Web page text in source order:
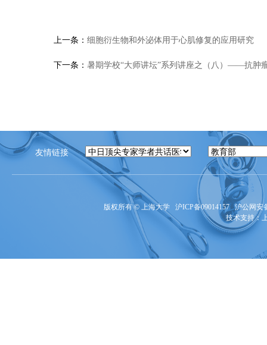
上一条： 细胞衍生物和外泌体用于心肌修复的应用研究
下一条： 暑期学校“大师讲坛”系列讲座之（八）——抗肿
友情链接
版权所有 © 上海大学 沪ICP备09014157 沪公网安
技术支持：